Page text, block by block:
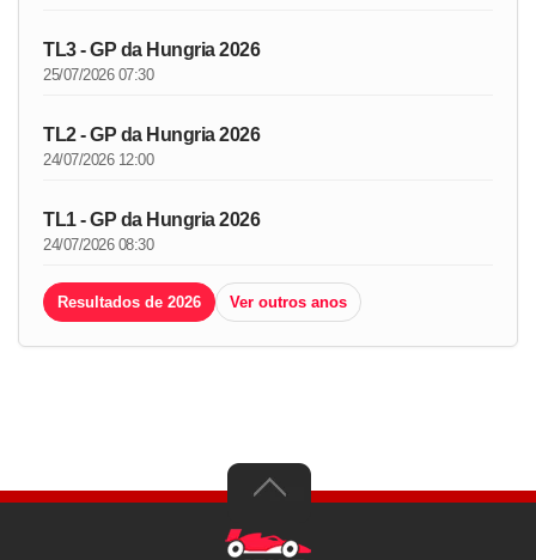
TL3 - GP da Hungria 2026
25/07/2026 07:30
TL2 - GP da Hungria 2026
24/07/2026 12:00
TL1 - GP da Hungria 2026
24/07/2026 08:30
Resultados de 2026 Ver outros anos